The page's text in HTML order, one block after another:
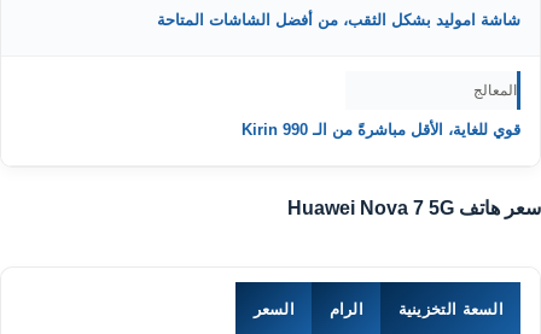
شاشة اموليد بشكل الثقب، من أفضل الشاشات المتاحة
المعالج
قوي للغاية، الأقل مباشرةً من الـ Kirin 990
سعر هاتف Huawei Nova 7 5G
السعة التخزينية الرام السعر